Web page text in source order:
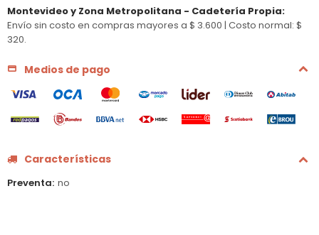
Montevideo y Zona Metropolitana - Cadetería Propia:
Envío sin costo en compras mayores a $ 3.600 | Costo normal: $
320.
Medios de pago
Características
Preventa no